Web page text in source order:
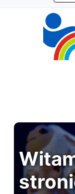
treści
głównej
menu
mapy
strony